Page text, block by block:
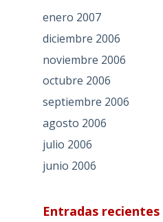
enero 2007
diciembre 2006
noviembre 2006
octubre 2006
septiembre 2006
agosto 2006
julio 2006
junio 2006
Entradas recientes